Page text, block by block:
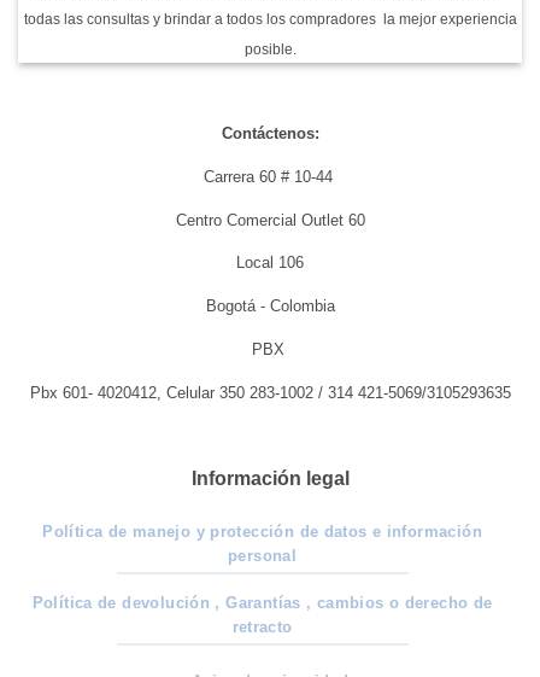
todas las consultas y brindar a todos los compradores la mejor experiencia
posible.
Contáctenos:
Carrera 60 # 10-44
Centro Comercial Outlet 60
Local 106
Bogotá - Colombia
PBX
Pbx 601- 4020412, Celular 350 283-1002 / 314 421-5069/3105293635
Información legal
Política de manejo y protección de datos e información
personal
Política de devolución , Garantías , cambios o derecho de
retracto